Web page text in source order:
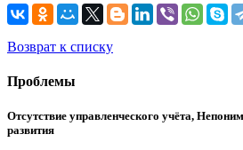
Возврат к списку
Проблемы
Отсутствие управленческого учёта,
развития